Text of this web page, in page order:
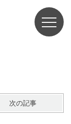
次の記事